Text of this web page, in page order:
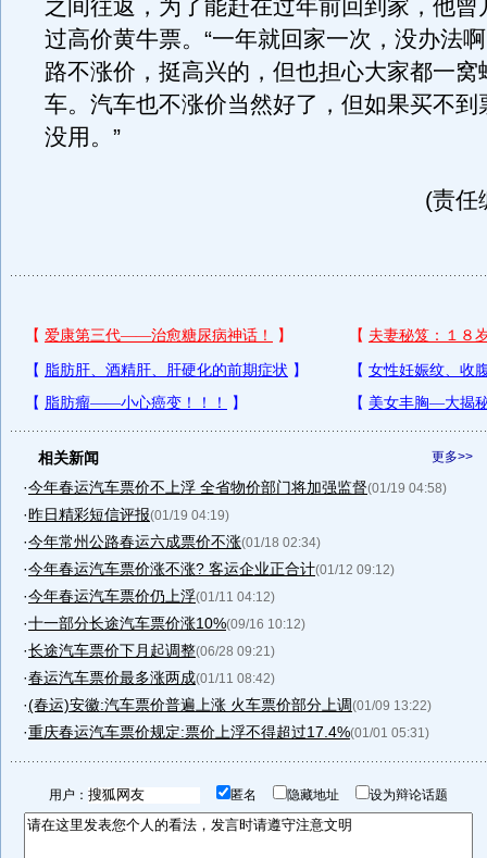
之间往返，为了能赶在过年前回到家，他曾
过高价黄牛票。“一年就回家一次，没办法
路不涨价，挺高兴的，但也担心大家都一窝
车。汽车也不涨价当然好了，但如果买不到
没用。”
(责任
更多>>
相关新闻
·今年春运汽车票价不上浮 全省物价部门将加强监督(01/19 04:58)
·昨日精彩短信评报(01/19 04:19)
·今年常州公路春运六成票价不涨(01/18 02:34)
·今年春运汽车票价涨不涨? 客运企业正合计(01/12 09:12)
·今年春运汽车票价仍上浮(01/11 04:12)
·十一部分长途汽车票价涨10%(09/16 10:12)
·长途汽车票价下月起调整(06/28 09:21)
·春运汽车票价最多涨两成(01/11 08:42)
·(春运)安徽:汽车票价普遍上涨 火车票价部分上调(01/09 13:22)
·重庆春运汽车票价规定:票价上浮不得超过17.4%(01/01 05:31)
用户： 匿名 隐藏地址 设为辩论话题